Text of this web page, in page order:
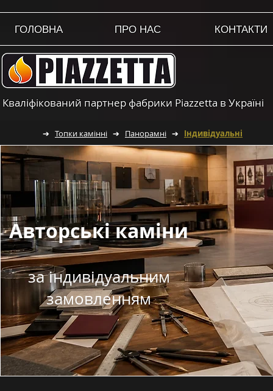
ГОЛОВНА ПРО НАС КОНТАКТИ
Кваліфікований партнер фабрики Piazzetta в Україні
➔ Топки камінні ➔ Панорамні ➔ Індивідуальні
Авторські каміни
за індивідуальним
замовленням